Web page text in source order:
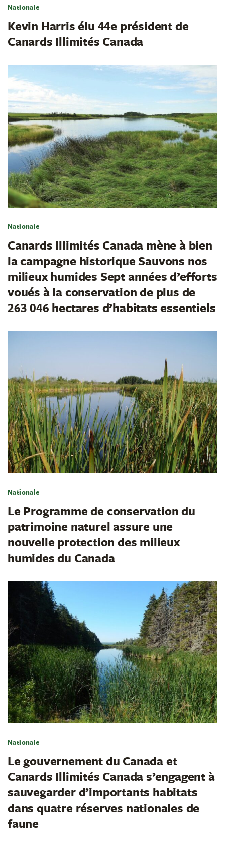
Nationale
Kevin Harris élu 44e président de
Canards Illimités Canada
Nationale
Canards Illimités Canada mène à bien
la campagne historique Sauvons nos
milieux humides Sept années d’efforts
voués à la conservation de plus de
263 046 hectares d’habitats essentiels
Nationale
Le Programme de conservation du
patrimoine naturel assure une
nouvelle protection des milieux
humides du Canada
Nationale
Le gouvernement du Canada et
Canards Illimités Canada s’engagent à
sauvegarder d’importants habitats
dans quatre réserves nationales de
faune